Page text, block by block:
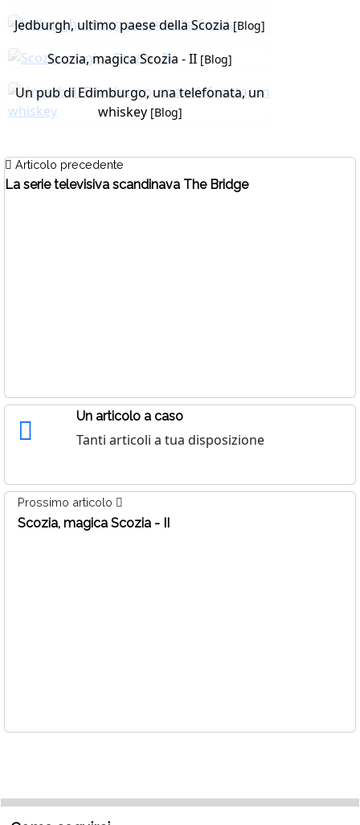
Jedburgh, ultimo paese della Scozia[Blog]
Scozia, magica Scozia - II [Blog]
Un pub di Edimburgo, una telefonata, un
whiskey [Blog]
Articolo precedente
La serie televisiva scandinava The Bridge
Un articolo a caso
Tanti articoli a tua disposizione
Prossimo articolo
Scozia, magica Scozia - II